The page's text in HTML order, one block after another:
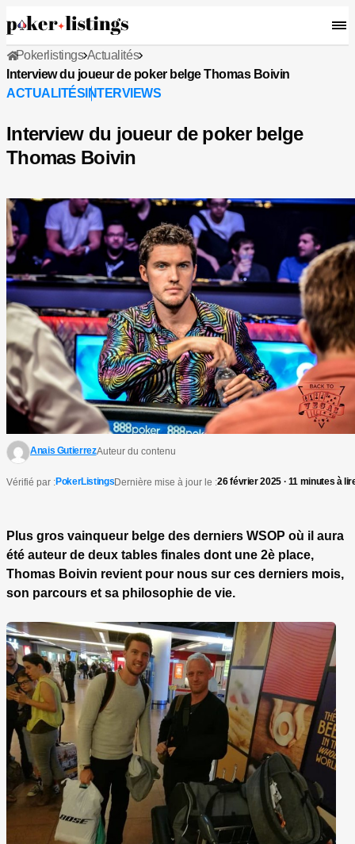
Pokerlistings Actualités
Interview du joueur de poker belge Thomas Boivin
ACTUALITÉS INTERVIEWS
Interview du joueur de poker belge
Thomas Boivin
Anais GutierrezAuteur du contenu
Vérifié par :PokerListingsDernière mise à jour le :26 février 2025 · 11 minutes à
Plus gros vainqueur belge des derniers WSOP où il aura
été auteur de deux tables finales dont une 2è place,
Thomas Boivin revient pour nous sur ces derniers mois,
son parcours et sa philosophie de vie.